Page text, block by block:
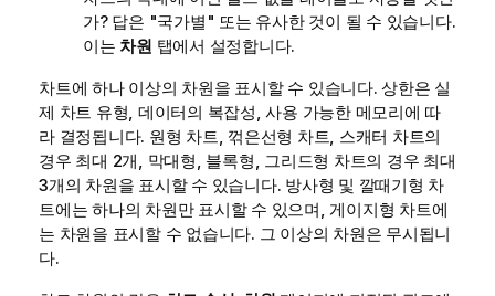
가? 답은 "국가별" 또는 유사한 것이 될 수 있습니다.
이는 차원 탭에서 설정합니다.
차트에 하나 이상의 차원을 표시할 수 있습니다. 상한은 실
제 차트 유형, 데이터의 복잡성, 사용 가능한 메모리에 따
라 결정됩니다. 원형 차트, 꺾은선형 차트, 스캐터 차트의
경우 최대 2개, 막대형, 블록형, 그리드형 차트의 경우 최대
3개의 차원을 표시할 수 있습니다. 방사형 및 깔때기형 차
트에는 하나의 차원만 표시할 수 있으며, 게이지형 차트에
는 차원을 표시할 수 없습니다. 그 이상의 차원은 무시됩니
다.